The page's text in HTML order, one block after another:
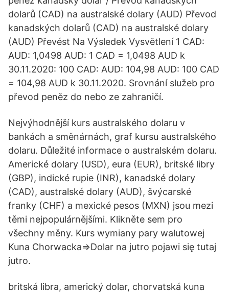
dolarů (CAD) na australské dolary (AUD) Převod
kanadských dolarů (CAD) na australské dolary
(AUD) Převést Na Výsledek Vysvětlení 1 CAD:
AUD: 1,0498 AUD: 1 CAD = 1,0498 AUD k
30.11.2020: 100 CAD: AUD: 104,98 AUD: 100 CAD
= 104,98 AUD k 30.11.2020. Srovnání služeb pro
převod peněz do nebo ze zahraničí.
Nejvýhodnější kurs australského dolaru v
bankách a směnárnách, graf kursu australského
dolaru. Důležité informace o australském dolaru.
Americké dolary (USD), eura (EUR), britské libry
(GBP), indické rupie (INR), kanadské dolary
(CAD), australské dolary (AUD), švýcarské
franky (CHF) a mexické pesos (MXN) jsou mezi
těmi nejpopulárnějšími. Klikněte sem pro
všechny měny. Kurs wymiany pary walutowej
Kuna Chorwacka=>Dolar na jutro pojawi się tutaj
jutro.
britská libra, americký dolar, chorvatská kuna